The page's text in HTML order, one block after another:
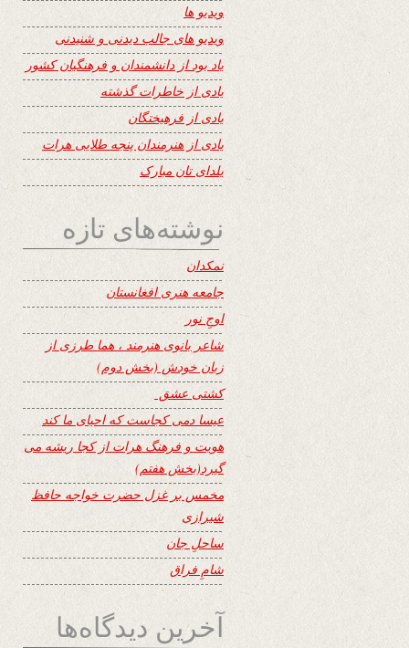
ویدیو ها
ویدیو های جالب دیدنی و شنیدنی
یاد بود از دانشمندان و فرهنگیان کشور
یادی از خاطرات گذشته
یادی از فرهیختگان
یادی از هنرمندان پنجه طلایی هرات
یلدای تان مبارک
نوشته‌های تازه
نمکدان
جامعه هنری افغانستان
اوجِ نور
شاعر بانوی هنرمند ، هما طرزی از
زبان خودش (بخش دوم)
کشتی عشق
عیسا دمی کجاست که احیای ما کند
هویت و فرهنگ هرات از کجا ریشه می
گیرد(بخش هفتم)
مخمس بر غزل حضرت خواجه حافظ
شیرازی
ساحلِ جان
شامِ فراق
آخرین دیدگاه‌ها